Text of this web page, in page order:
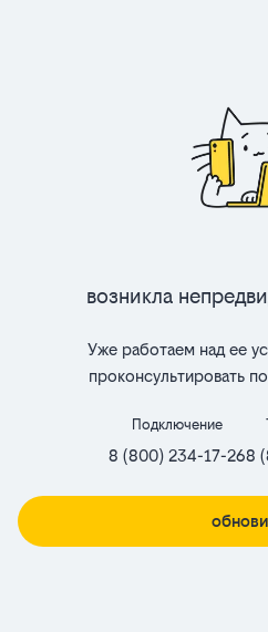
Возникла
Уже работаем над ее
проконсультировать
Подключение
8 (800) 234-17-268